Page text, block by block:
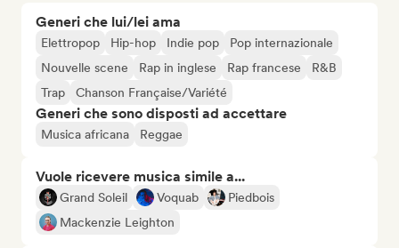
Generi che lui/lei ama
Elettropop Hip-hop Indie pop
Pop internazionale
Nouvelle scene
Rap in inglese Rap francese
R&B
Trap
Chanson Française/Variété
Generi che sono disposti ad accettare
Musica africana Reggae
Vuole ricevere musica simile a...
Grand Soleil Voquab
Piedbois
Mackenzie Leighton